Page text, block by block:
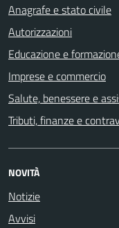
Anagrafe e stato civile
Autorizzazioni
Educazione e
Imprese e commercio
Salute, benessere e
Tributi, finanze e
NOVITÀ
Notizie
Avvisi